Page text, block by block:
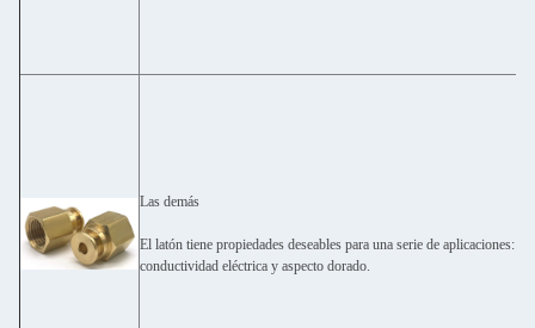
Las demás
El latón tiene propiedades deseables para una serie de aplicaciones:
conductividad eléctrica y aspecto dorado.